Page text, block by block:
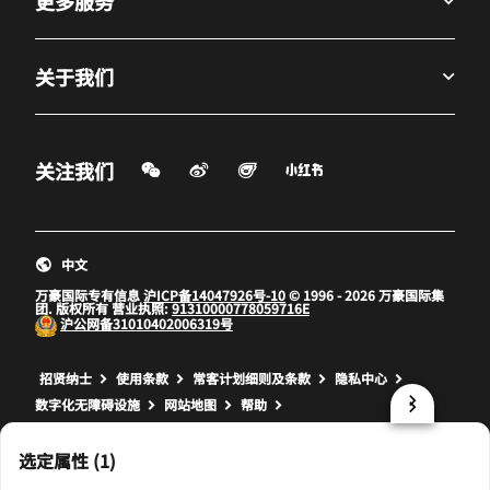
选定属性 (1)
关于我们
关注我们 微信扫一扫
微博
打开新窗口
飞猪
打开新窗口打开新窗口
万豪国际专有信息沪ICP备14047926号-10© 1996 - 2026 万豪国际集
团. 版权所有 营业执照:91310000778059716E
沪公网备31010402006319号
中文
招贤纳士 打开新窗口
使用条款 打开新窗口
常客计划细则及条款 打开新窗口
隐私中心
数字化无障碍设施
网站地图 帮助
prod32,7CF7C8CD-4701-58AC-AA4A-C70BC3FB0E6A,NA